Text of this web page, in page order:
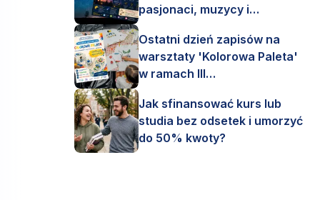
pasjonaci, muzycy i
Ostatni dzień zapisów na
warsztaty 'Kolorowa Paleta'
w ramach III
Artystycznego.
Jak sfinansować kurs lub
studia bez odsetek i umorzyć
do 50% kwoty?